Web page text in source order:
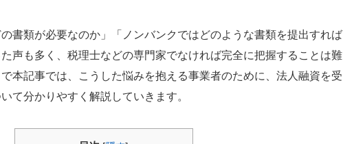
書類が必要なのか」「ノンバンクではどのような書類を提出すれば
声も多く、税理士などの専門家でなければ完全に把握することは難
本記事では、こうした悩みを抱える事業者のために、法人融資を受
て分かりやすく解説していきます。